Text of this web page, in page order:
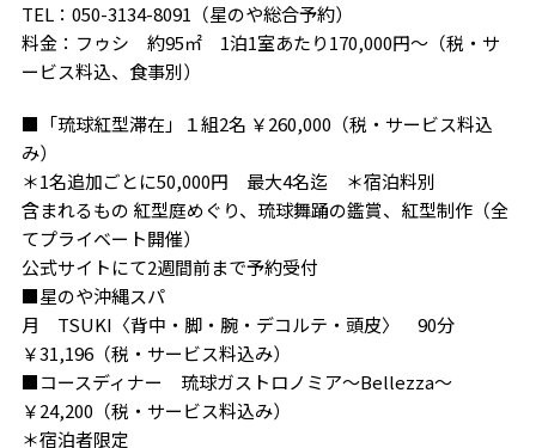
TEL：050-3134-8091（星のや総合予約）
料金：フゥシ 約95㎡ 1泊1室あたり170,000円～（税・サ
ービス料込、食事別）
■「琉球紅型滞在」１組2名 ￥260,000（税・サービス料込
み）
＊1名追加ごとに50,000円 最大4名迄 ＊宿泊料別
含まれるもの 紅型庭めぐり、琉球舞踊の鑑賞、紅型制作（全
てプライベート開催）
公式サイトにて2週間前まで予約受付
■星のや沖縄スパ
月 TSUKI〈背中・脚・腕・デコルテ・頭皮〉 90分
￥31,196（税・サービス料込み）
■コースディナー 琉球ガストロノミア～Bellezza～
￥24,200（税・サービス料込み）
＊宿泊者限定